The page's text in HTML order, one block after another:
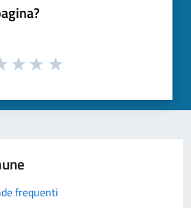
frequenti